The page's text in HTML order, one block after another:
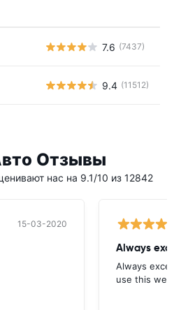
7.6 (7437)
9.4 (11512)
Отзывы
нас на 9.1/10 из 12842
15-03-2020
Always
Always
use this